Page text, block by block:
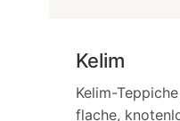
Kelim
Kelim-
flache,